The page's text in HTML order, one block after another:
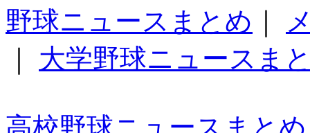
野球ニュースまとめ
大学野球ニュースま